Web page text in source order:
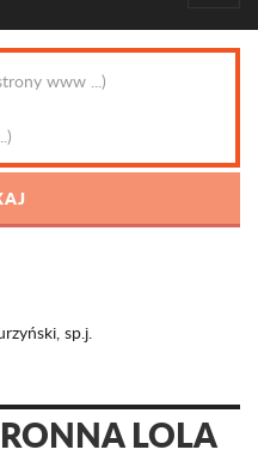
sp.j.
LOLA